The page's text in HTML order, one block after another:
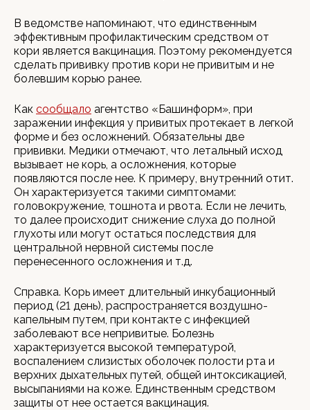
В ведомстве напоминают, что единственным
эффективным профилактическим средством от
кори является вакцинация. Поэтому рекомендуется
сделать прививку против кори не привитым и не
болевшим корью ранее.
Как сообщало агентство «Башинформ», при
заражении инфекция у привитых протекает в легкой
форме и без осложнений. Обязательны две
прививки. Медики отмечают, что летальный исход
вызывает не корь, а осложнения, которые
появляются после нее. К примеру, внутренний отит.
Он характеризуется такими симптомами:
головокружение, тошнота и рвота. Если не лечить,
то далее происходит снижение слуха до полной
глухоты или могут остаться последствия для
центральной нервной системы после
перенесенного осложнения и т.д.
Справка. Корь имеет длительный инкубационный
период (21 день), распространяется воздушно-
капельным путем, при контакте с инфекцией
заболевают все непривитые. Болезнь
характеризуется высокой температурой,
воспалением слизистых оболочек полости рта и
верхних дыхательных путей, общей интоксикацией,
высыпаниями на коже. Единственным средством
защиты от нее остается вакцинация.